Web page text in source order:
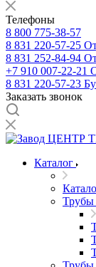
Телефоны
8 800 775-38-57
8 831 220-57-25
8 831 252-84-94
+7 910 007-22-21
8 831 220-57-23
Заказать звонок
Каталог